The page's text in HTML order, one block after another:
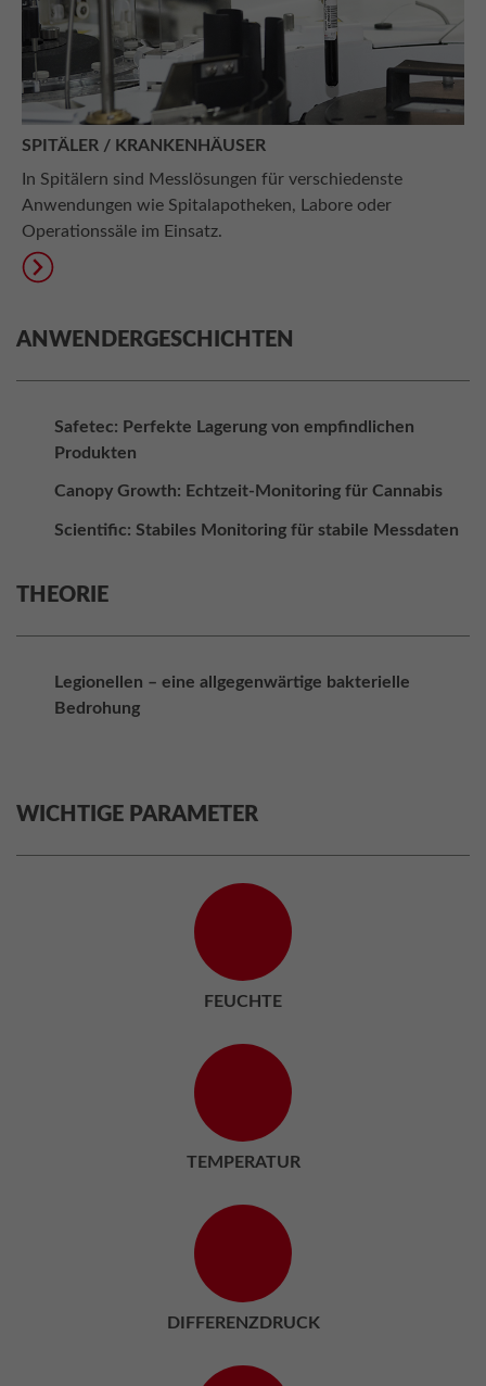
SPITÄLER / KRANKENHÄUSER
In Spitälern sind Messlösungen für verschiedenste
Anwendungen wie Spitalapotheken, Labore oder
Operationssäle im Einsatz.
ANWENDERGESCHICHTEN
Safetec: Perfekte Lagerung von empfindlichen
Produkten
Canopy Growth: Echtzeit-Monitoring für Cannabis
Scientific: Stabiles Monitoring für stabile Messdaten
THEORIE
Legionellen – eine allgegenwärtige bakterielle
Bedrohung
WICHTIGE PARAMETER
FEUCHTE
TEMPERATUR
DIFFERENZDRUCK